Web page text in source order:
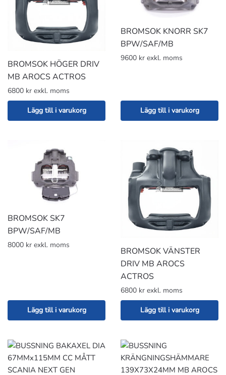
BROMSOK HÖGER DRIV
MB AROCS ACTROS
6800 kr exkl. moms
Lägg till i varukorg
BROMSOK KNORR SK7
BPW/SAF/MB
9600 kr exkl. moms
Lägg till i varukorg
BROMSOK SK7
BPW/SAF/MB
8000 kr exkl. moms
Lägg till i varukorg
BROMSOK VÄNSTER
DRIV MB AROCS
ACTROS
6800 kr exkl. moms
Lägg till i varukorg